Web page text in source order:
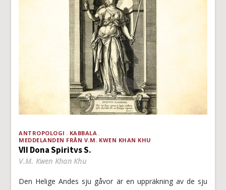
ANTROPOLOGI
KABBALA
MEDDELANDEN FRÅN V.M. KWEN KHAN KHU
VII Dona Spiritvs S.
V.M. Kwen Khan Khu
Den Helige Andes sju gåvor är en uppräkning av de sju